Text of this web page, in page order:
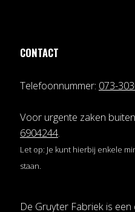
CONTACT
Telefoonnummer: 073-
Voor urgente zaken
6904244.
Let op: Je kunt hierbij enkele
staan.
De Gruyter Fabriek is